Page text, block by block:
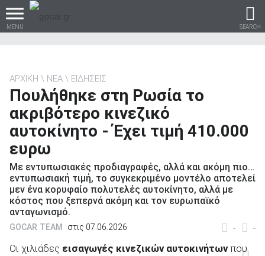
MENU SEARCH
Βρες τα πάντα για το
αυτοκίνητο!
βρες το!
Καινούρια
ΑΡΧΙΚΗ ΝΕΑ ΕΙΔΗΣΕΙΣ
Πουλήθηκε στη Ρωσία το
ακριβότερο κινεζικό
αυτοκίνητο - Έχει τιμή 410.000
ευρω
Με εντυπωσιακές προδιαγραφές, αλλά και ακόμη πιο…
εντυπωσιακή τιμή, το συγκεκριμένο μοντέλο αποτελεί
μεν ένα κορυφαίο πολυτελές αυτοκίνητο, αλλά με
κόστος που ξεπερνά ακόμη και τον ευρωπαϊκό
ανταγωνισμό.
- -
GOCAR TEAM στις 07.06.2026
Οι χιλιάδες εισαγωγές κινεζικών αυτοκινήτωνπου